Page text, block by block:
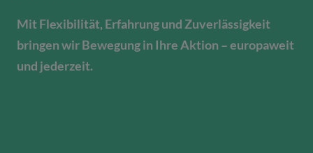
Mit Flexibilität, Erfahrung und Zuverlässigkeit
bringen wir Bewegung in Ihre Aktion – europaweit
und jederzeit.